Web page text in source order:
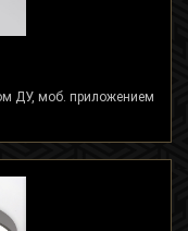
ДУ, моб. приложением